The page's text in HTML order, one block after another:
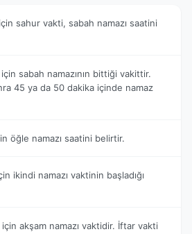
sahur vakti, sabah namazı saatini
için sabah namazının bittiği vakittir.
45 ya da 50 dakika içinde namaz
öğle namazı saatini belirtir.
ikindi namazı vaktinin başladığı
için akşam namazı vaktidir. İftar vakti